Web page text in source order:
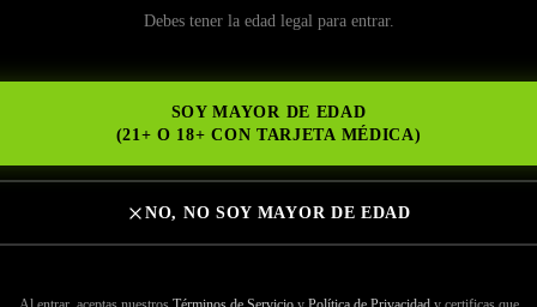
Debes tener la edad legal para entrar.
SOY MAYOR DE EDAD
(21+ O 18+ CON TARJETA MÉDICA)
NO, NO SOY MAYOR DE EDAD
1G de Dime
cartucho de 1g de Dime Industries, probablemente estés buscando